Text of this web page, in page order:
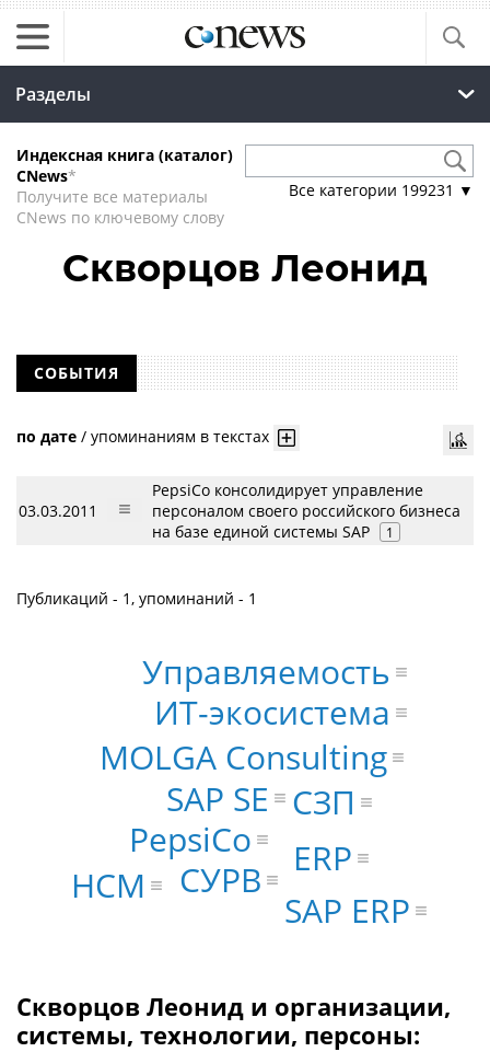
Разделы
Индексная книга (каталог)
CNews*
Получите все материалы
CNews по ключевому слову
Все категории 199231 ▼
Скворцов Леонид
СОБЫТИЯ
по дате / упоминаниям в текстах
03.03.2011
PepsiCo консолидирует управление
персоналом своего российского бизнеса
на базе единой системы SAP
1
Публикаций - 1, упоминаний - 1
SAP SE
MOLGA Consulting
PepsiCo
ИТ-экосистема
ERP
HCM
СЗП
СУРВ
Управляемость
SAP ERP
Скворцов Леонид и организации,
системы, технологии, персоны: